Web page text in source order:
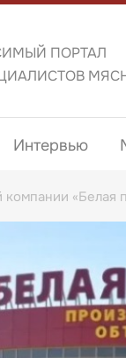
ПОРТАЛ
Интервью
«Белая